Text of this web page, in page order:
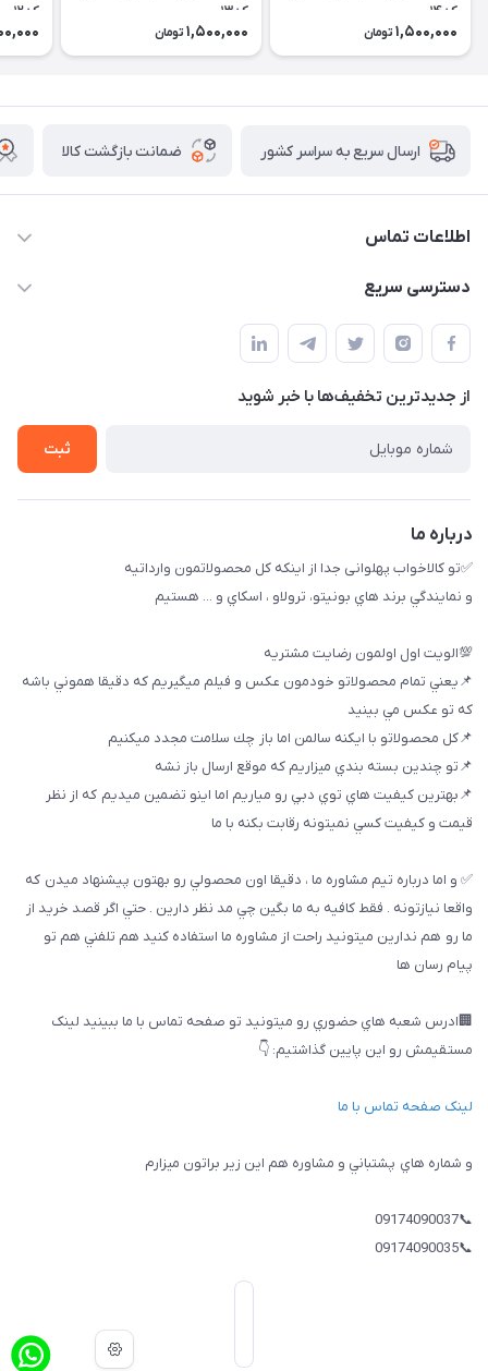
کد۱۴
1,500,000 تومان
کد۱۳
1,500,000 تومان
کد۱۲
ارسال سریع به سراسر کشور ضمانت بازگشت کالا
اطلاعات تماس
09174090037
09174090035
بوشهر ، بندر ديلم، خيابان ساحلي ، بازار كويتي، روبرو شيلات
پنجمين فروشگاه كالاخواب پهلواني
دسترسی سریع
حساب کاربری
راهنماي خريد
لیست محصولات
تماس با ما
از جدید‌ترین تخفیف‌ها با‌ خبر شوید
ثبت
درباره ما
✅تو كالاخواب پهلوانى جدا از اينكه كل محصولاتمون وارداتيه
و نمايندگي برند هاي بونيتو، ترولاو ، اسكاي و ... هستيم
💯الويت اول اولمون رضايت مشتريه
📌يعني تمام محصولاتو خودمون عكس و فيلم ميگيريم كه دقيقا هموني باشه
كه تو عكس مي بينيد
📌كل محصولاتو با ايكنه سالمن اما باز چك سلامت مجدد ميكنيم
📌تو چندين بسته بندي ميزاريم كه موقع ارسال باز نشه
📌بهترين كيفيت هاي توي دبي رو مياريم اما اينو تضمين ميديم كه از نظر
قيمت و كيفيت كسي نميتونه رقابت بكنه با ما
✅ و اما درباره تيم مشاوره ما ، دقيقا اون محصولي رو بهتون پيشنهاد ميدن كه
واقعا نيازتونه . فقط كافيه به ما بگين چي مد نظر دارين . حتي اگر قصد خريد از
ما رو هم ندارين ميتونيد راحت از مشاوره ما استفاده كنيد هم تلفني هم تو
پيام رسان ها
🏢ادرس شعبه هاي حضوري رو ميتونيد تو صفحه تماس با ما ببینيد لینک
مستقیمش رو این پایین گذاشتیم: 👇
لینک صفحه تماس با ما
و شماره هاي پشتباني و مشاوره هم اين زير براتون ميزارم
📞09174090037
📞09174090035